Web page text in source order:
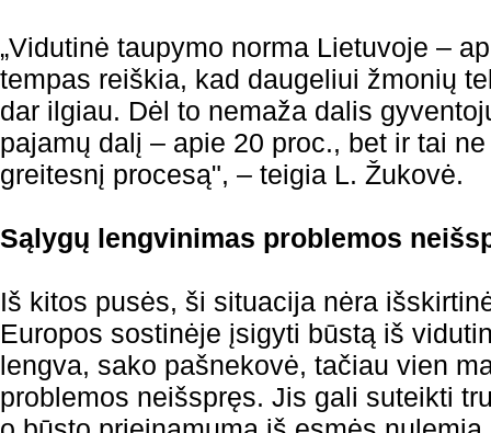
„Vidutinė taupymo norma Lietuvoje –
tempas reiškia, kad daugeliui žmonių
dar ilgiau. Dėl to nemaža dalis
pajamų dalį – apie 20 proc., bet ir tai
greitesnį procesą", – teigia L. Žukovė.
Sąlygų lengvinimas problemos
Iš kitos pusės, ši situacija nėra
Europos sostinėje įsigyti būstą iš
lengva, sako pašnekovė, tačiau vien
problemos neišspręs. Jis gali suteikti